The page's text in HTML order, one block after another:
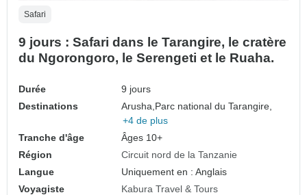
Safari
9 jours : Safari dans le Tarangire, le cratère
du Ngorongoro, le Serengeti et le Ruaha.
Durée
9 jours
Destinations
Arusha, Parc national du Tarangire,
+4 de plus
Tranche d'âge
Âges 10+
Région
Circuit nord de la Tanzanie
Langue
Uniquement en : Anglais
Voyagiste
Kabura Travel & Tours